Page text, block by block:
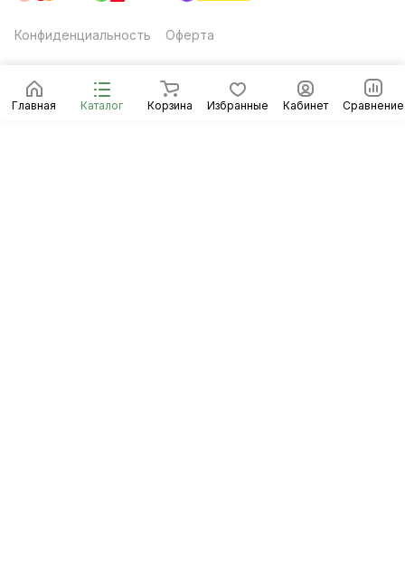
Главная Каталог Корзина Избранные Кабинет Сравнение
Конфиденциальность Оферта